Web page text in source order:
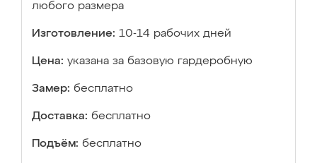
любого размера
Изготовление: 10-14 рабочих дней
Цена: указана за базовую гардеробную
Замер: бесплатно
Доставка: бесплатно
Подъём: бесплатно